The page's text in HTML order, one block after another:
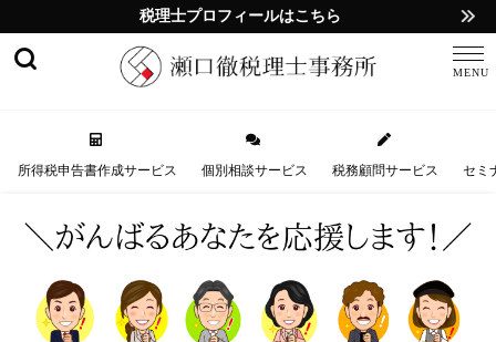
税理士プロフィールはこちら
所得税申告書作成サービス 個別相談サービス 税務顧問サービス セミ